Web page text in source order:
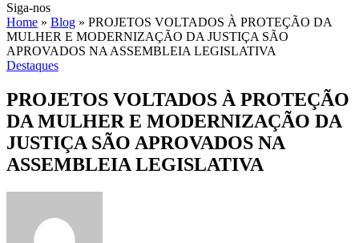
Siga-nos
Home » Blog » PROJETOS VOLTADOS À PROTEÇÃO DA
MULHER E MODERNIZAÇÃO DA JUSTIÇA SÃO
APROVADOS NA ASSEMBLEIA LEGISLATIVA
Destaques
PROJETOS VOLTADOS À PROTEÇÃO
DA MULHER E MODERNIZAÇÃO DA
JUSTIÇA SÃO APROVADOS NA
ASSEMBLEIA LEGISLATIVA